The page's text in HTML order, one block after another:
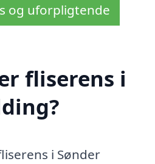
og uforpligtende
fliserens i
i Sønder